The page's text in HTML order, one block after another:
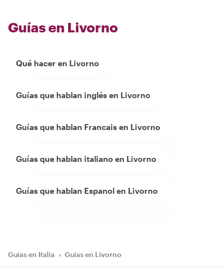
Guías en Livorno
Qué hacer en Livorno
Guías que hablan inglés en Livorno
Guías que hablan Francais en Livorno
Guías que hablan italiano en Livorno
Guías que hablan Espanol en Livorno
Guías en Italia › Guías en Livorno